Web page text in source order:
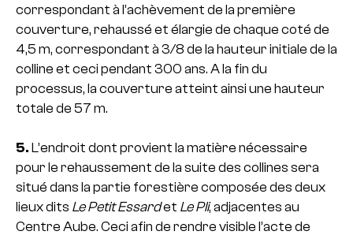
correspondant à l’achèvement de la première
couverture, rehaussé et élargie de chaque coté de
4,5 m, correspondant à 3/8 de la hauteur initiale de la
colline et ceci pendant 300 ans. A la fin du
processus, la couverture atteint ainsi une hauteur
totale de 57 m.
5. L’endroit dont provient la matière nécessaire
pour le rehaussement de la suite des collines sera
situé dans la partie forestière composée des deux
lieux dits Le Petit Essardet Le Pli, adjacentes au
Centre Aube. Ceci afin de rendre visible l’acte de